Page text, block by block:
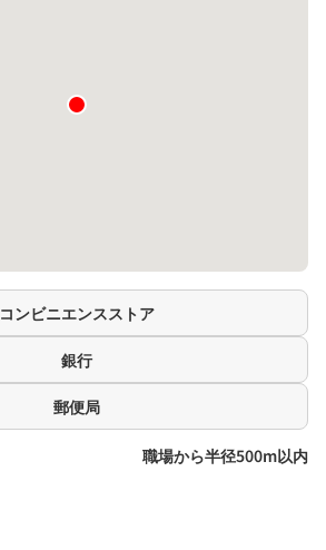
コンビニエンスストア
銀行
郵便局
職場から半径500m以内